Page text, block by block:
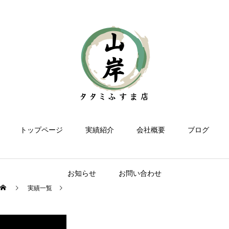
トップページ 実績紹介 会社概要 ブログ
お知らせ お問い合わせ
実績一覧